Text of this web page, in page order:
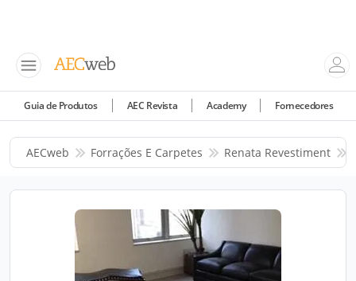
Guia de Produtos AEC Revista Academy Fornecedores
AECweb Forrações E Carpetes Renata Revestiment